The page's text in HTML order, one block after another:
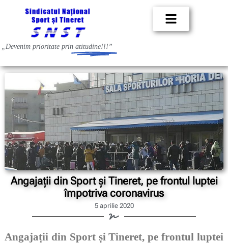
„Devenim prioritate prin atitudine!!!”
Angajații din Sport și Tineret, pe frontul luptei
împotriva coronavirus
5 aprilie 2020
Angajații din Sport și Tineret, pe frontul luptei